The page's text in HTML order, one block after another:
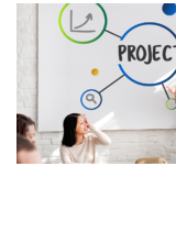
Contact et accès